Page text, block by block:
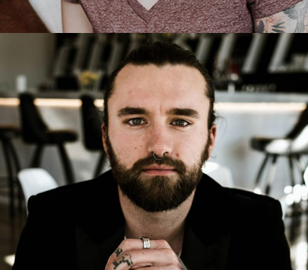
CRAIG BROOKS
Executive Chef